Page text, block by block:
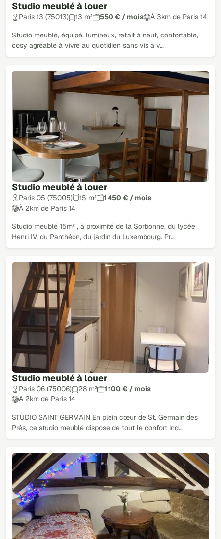
Studio meublé à louer
Paris 13 (75013) 13 m² 550 € / mois À 3km de Paris 14
Studio meublé, équipé, lumineux, refait à neuf, confortable,
cosy agréable à vivre au quotidien sans vis à v…
Studio meublé à louer
Paris 05 (75005) 15 m²
1 450 € / mois
À 2km de Paris 14
Studio meublé 15m² , à proximité de la Sorbonne, du lycée
Henri IV, du Panthéon, du jardin du Luxembourg. Pr…
Studio meublé à louer
Paris 06 (75006) 28 m²
1 100 € / mois
À 2km de Paris 14
STUDIO SAINT GERMAIN En plein cœur de St. Germain des
Prés, ce studio meublé dispose de tout le confort ind…